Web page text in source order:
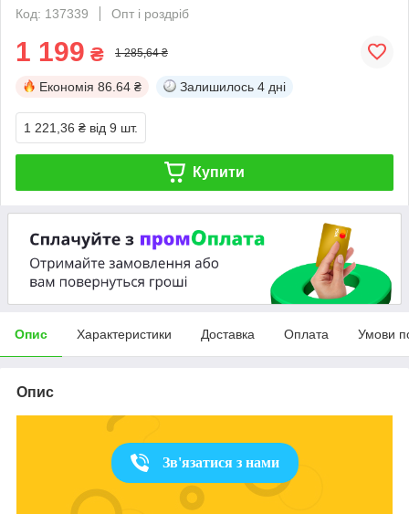
Код: 137339
Опт і роздріб
1 199 ₴ 1 285,64 ₴
Економія 86.64 ₴ Залишилось 4 дні
1 221,36 ₴ від 9 шт.
Купити
Опис Характеристики Доставка Оплата Умови
Опис
Зв'язатися з нами